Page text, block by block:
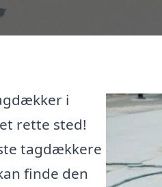
i
rette sted!
tagdækkere
finde den